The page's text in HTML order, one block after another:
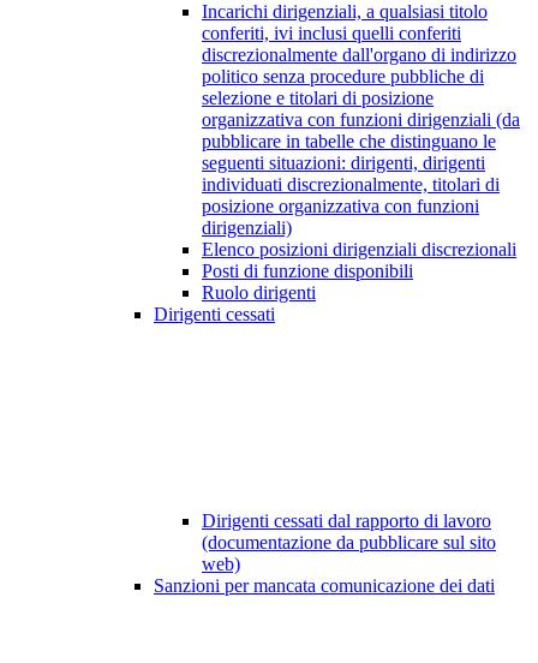
Incarichi dirigenziali, a qualsiasi titolo
conferiti, ivi inclusi quelli conferiti
discrezionalmente dall'organo di indirizzo
politico senza procedure pubbliche di
selezione e titolari di posizione
organizzativa con funzioni dirigenziali (da
pubblicare in tabelle che distinguano le
seguenti situazioni: dirigenti, dirigenti
individuati discrezionalmente, titolari di
posizione organizzativa con funzioni
dirigenziali)
Elenco posizioni dirigenziali discrezionali
Posti di funzione disponibili
Ruolo dirigenti
Dirigenti cessati
Dirigenti cessati dal rapporto di lavoro
(documentazione da pubblicare sul sito
web)
Sanzioni per mancata comunicazione dei dati